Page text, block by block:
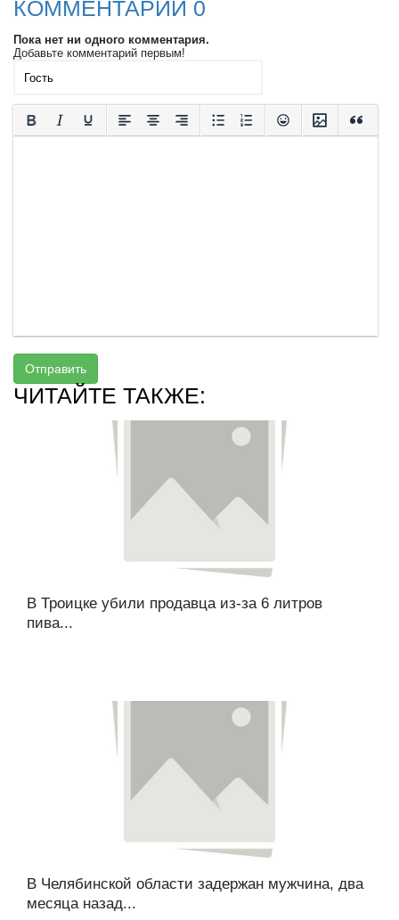
КОММЕНТАРИИ 0
Пока нет ни одного комментария.
Добавьте комментарий первым!
Отправить
ЧИТАЙТЕ ТАКЖЕ:
В Троицке убили продавца из-за 6 литров
пива...
В Челябинской области задержан мужчина, два
месяца назад...